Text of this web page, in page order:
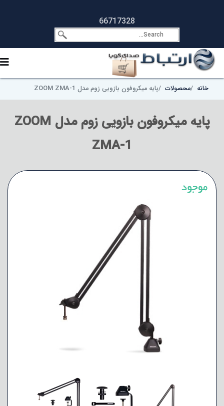
66717328
خانه محصولات پایه میکروفون بازویی زوم مدل ZOOM ZMA-1
پایه میکروفون بازویی زوم مدل ZOOM
ZMA-1